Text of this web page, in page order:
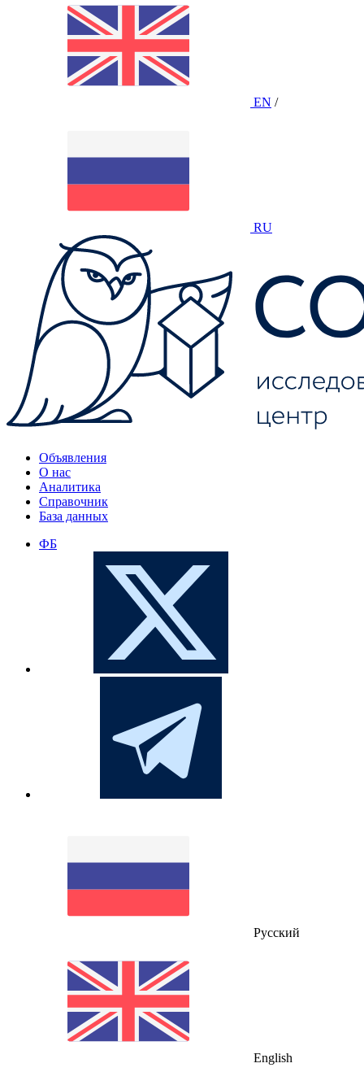
EN /
RU
Объявления
О нас
Аналитика
Справочник
База данных
ФБ
Русский
English